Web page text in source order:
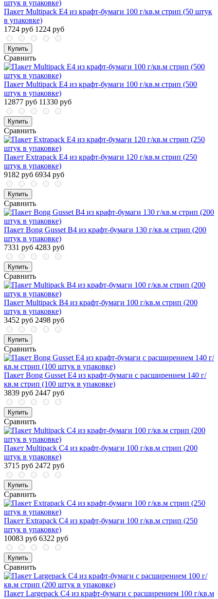
Пакет Multipack E4 из крафт-бумаги 100 г/кв.м стрип (50 штук
в упаковке)
1724 руб 1224 руб
Купить
Сравнить
Пакет Multipack E4 из крафт-бумаги 100 г/кв.м стрип (500
штук в упаковке)
12877 руб 11330 руб
Купить
Сравнить
Пакет Extrapack E4 из крафт-бумаги 120 г/кв.м стрип (250
штук в упаковке)
9182 руб 6934 руб
Купить
Сравнить
Пакет Bong Gusset В4 из крафт-бумаги 130 г/кв.м стрип (200
штук в упаковке)
7331 руб 4283 руб
Купить
Сравнить
Пакет Multipack В4 из крафт-бумаги 100 г/кв.м стрип (200
штук в упаковке)
3452 руб 2498 руб
Купить
Сравнить
Пакет Bong Gusset E4 из крафт-бумаги с расширением 140 г/
кв.м стрип (100 штук в упаковке)
3839 руб 2447 руб
Купить
Сравнить
Пакет Multipack С4 из крафт-бумаги 100 г/кв.м стрип (200
штук в упаковке)
3715 руб 2472 руб
Купить
Сравнить
Пакет Extrapack С4 из крафт-бумаги 100 г/кв.м стрип (250
штук в упаковке)
10083 руб 6322 руб
Купить
Сравнить
Пакет Largepack С4 из крафт-бумаги с расширением 100 г/кв.м